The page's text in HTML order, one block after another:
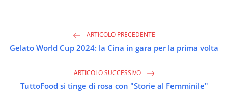
ARTICOLO PRECEDENTE
Gelato World Cup 2024: la Cina in gara per la prima volta
ARTICOLO SUCCESSIVO
TuttoFood si tinge di rosa con "Storie al Femminile"